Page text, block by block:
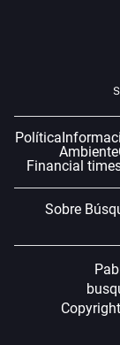
Política
Ambiente
Financial
Sobre